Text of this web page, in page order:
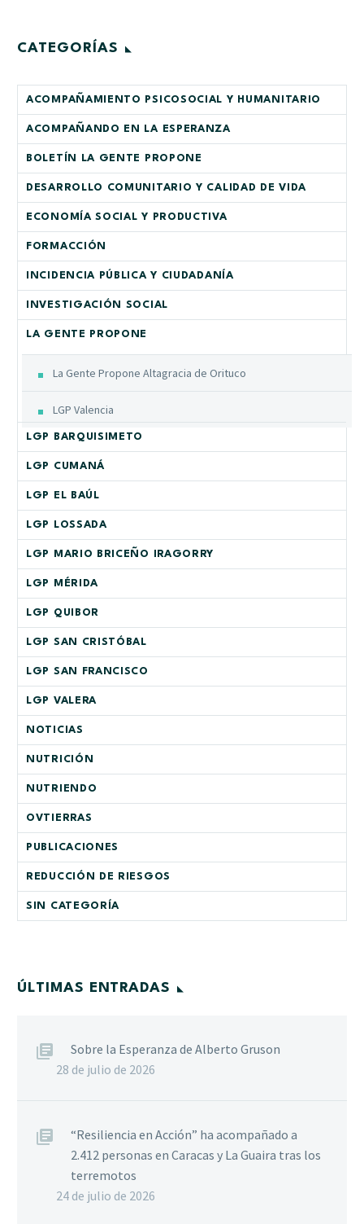
CATEGORÍAS
ACOMPAÑAMIENTO PSICOSOCIAL Y HUMANITARIO
ACOMPAÑANDO EN LA ESPERANZA
BOLETÍN LA GENTE PROPONE
DESARROLLO COMUNITARIO Y CALIDAD DE VIDA
ECONOMÍA SOCIAL Y PRODUCTIVA
FORMACCIÓN
INCIDENCIA PÚBLICA Y CIUDADANÍA
INVESTIGACIÓN SOCIAL
LA GENTE PROPONE
La Gente Propone Altagracia de Orituco
LGP Valencia
LGP BARQUISIMETO
LGP CUMANÁ
LGP EL BAÚL
LGP LOSSADA
LGP MARIO BRICEÑO IRAGORRY
LGP MÉRIDA
LGP QUIBOR
LGP SAN CRISTÓBAL
LGP SAN FRANCISCO
LGP VALERA
NOTICIAS
NUTRICIÓN
NUTRIENDO
OVTIERRAS
PUBLICACIONES
REDUCCIÓN DE RIESGOS
SIN CATEGORÍA
ÚLTIMAS ENTRADAS
Sobre la Esperanza de Alberto Gruson
28 de julio de 2026
“Resiliencia en Acción” ha acompañado a
2.412 personas en Caracas y La Guaira tras los
terremotos
24 de julio de 2026